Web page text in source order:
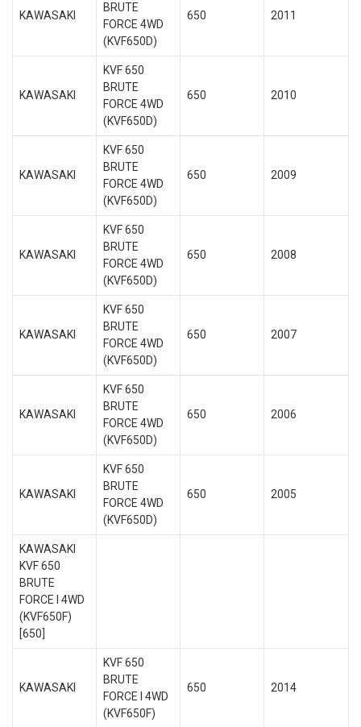
KAWASAKI
BRUTE
FORCE 4WD
(KVF650D)
650 2011
KAWASAKI
KVF 650
BRUTE
FORCE 4WD
(KVF650D)
650 2010
KAWASAKI
KVF 650
BRUTE
FORCE 4WD
(KVF650D)
650 2009
KAWASAKI
KVF 650
BRUTE
FORCE 4WD
(KVF650D)
650 2008
KAWASAKI
KVF 650
BRUTE
FORCE 4WD
(KVF650D)
650 2007
KAWASAKI
KVF 650
BRUTE
FORCE 4WD
(KVF650D)
650 2006
KAWASAKI
KVF 650
BRUTE
FORCE 4WD
(KVF650D)
650 2005
KAWASAKI
KVF 650
BRUTE
FORCE I 4WD
(KVF650F)
[650]
KAWASAKI
KVF 650
BRUTE
FORCE I 4WD
(KVF650F)
650 2014